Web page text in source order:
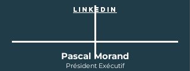
LINKEDIN
Pascal Morand
Président Exécutif